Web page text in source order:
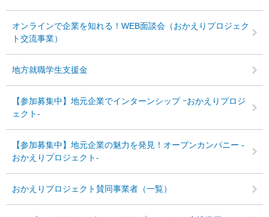
オンラインで企業を知れる！WEB面談会（おかえりプロジェク
ト交流事業）
地方就職学生支援金
【参加募集中】地元企業でインターンシップ ｰおかえりプロジ
ェクト-
【参加募集中】地元企業の魅力を発見！オープンカンパニー -
おかえりプロジェクト-
おかえりプロジェクト賛同事業者（一覧）